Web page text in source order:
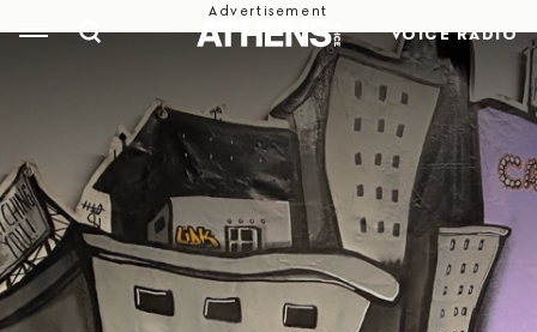
VOICE RADIO